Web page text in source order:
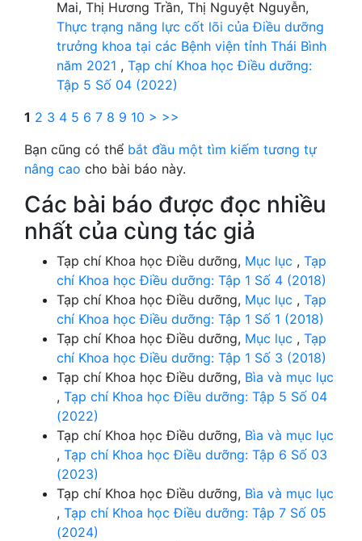
Mai, Thị Hương Trần, Thị Nguyệt Nguyễn,
Thực trạng năng lực cốt lõi của Điều dưỡng
trưởng khoa tại các Bệnh viện tỉnh Thái Bình
năm 2021 , Tạp chí Khoa học Điều dưỡng:
Tập 5 Số 04 (2022)
1 2 3 4 5 6 7 8 9 10 > >>
Bạn cũng có thể bắt đầu một tìm kiếm tương tự
nâng cao cho bài báo này.
Các bài báo được đọc nhiều
nhất của cùng tác giả
Tạp chí Khoa học Điều dưỡng, Mục lục , Tạp
chí Khoa học Điều dưỡng: Tập 1 Số 4 (2018)
Tạp chí Khoa học Điều dưỡng, Mục lục , Tạp
chí Khoa học Điều dưỡng: Tập 1 Số 1 (2018)
Tạp chí Khoa học Điều dưỡng, Mục lục , Tạp
chí Khoa học Điều dưỡng: Tập 1 Số 3 (2018)
Tạp chí Khoa học Điều dưỡng, Bìa và mục lục
, Tạp chí Khoa học Điều dưỡng: Tập 5 Số 04
(2022)
Tạp chí Khoa học Điều dưỡng, Bìa và mục lục
, Tạp chí Khoa học Điều dưỡng: Tập 6 Số 03
(2023)
Tạp chí Khoa học Điều dưỡng, Bìa và mục lục
, Tạp chí Khoa học Điều dưỡng: Tập 7 Số 05
(2024)